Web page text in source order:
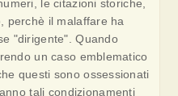
le citazioni storiche,
perchè il malaffare ha
"dirigente". Quando
un caso emblematico
questi sono ossessionati
tali condizionamenti